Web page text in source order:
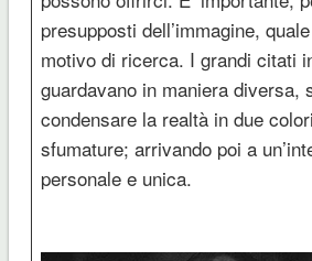
presupposti dell’immagine,
motivo di ricerca. I grandi citati
guardavano in maniera diversa,
condensare la realtà in due
sfumature; arrivando poi a
personale e unica.